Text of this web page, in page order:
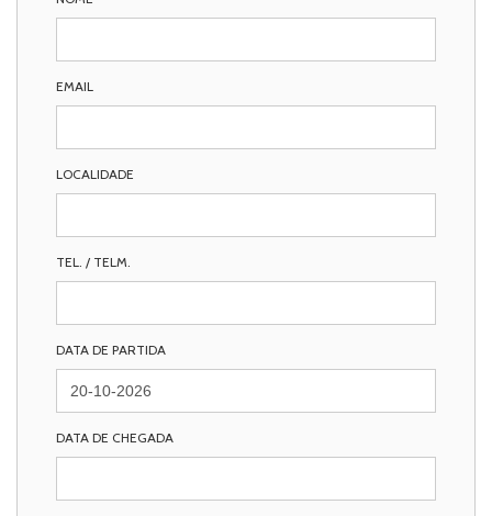
EMAIL
LOCALIDADE
TEL. / TELM.
DATA DE PARTIDA
DATA DE CHEGADA